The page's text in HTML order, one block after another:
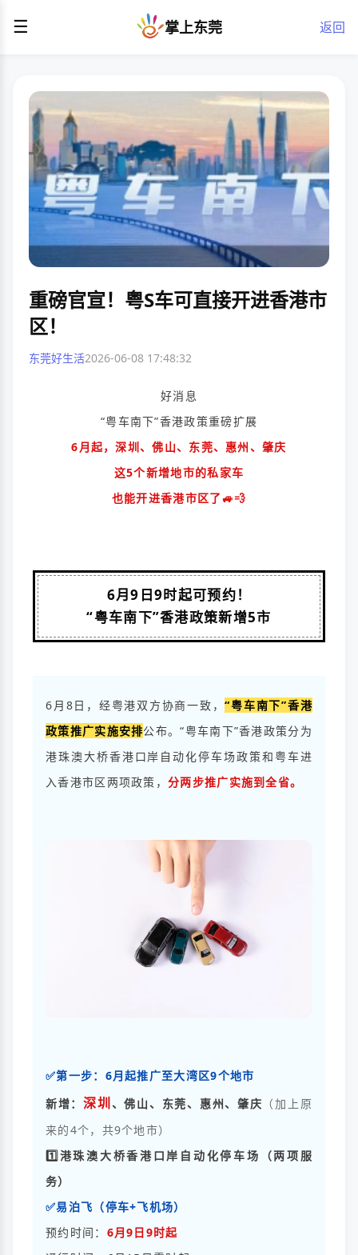
☰ 掌上东莞 返回
重磅官宣！粤S车可直接开进香港市
区！
东莞好生活2026-06-08 17:48:32
好消息
“粤车南下”香港政策重磅扩展
6月起，深圳、佛山、东莞、惠州、肇庆
这5个新增地市的私家车
也能开进香港市区了🚙💨
6月9日9时起可预约！
“粤车南下”香港政策新增5市
6月8日，经粤港双方协商一致，“粤车南下”香港
政策推广实施安排公布。“粤车南下”香港政策分为
港珠澳大桥香港口岸自动化停车场政策和粤车进
入香港市区两项政策，分两步推广实施到全省。
✅第一步：6月起推广至大湾区9个地市
新增：深圳、佛山、东莞、惠州、肇庆 （加上原
来的4个，共9个地市）
1️⃣港珠澳大桥香港口岸自动化停车场（两项服
务）
✅易泊飞（停车+飞机场）
预约时间： 6月9日9时起